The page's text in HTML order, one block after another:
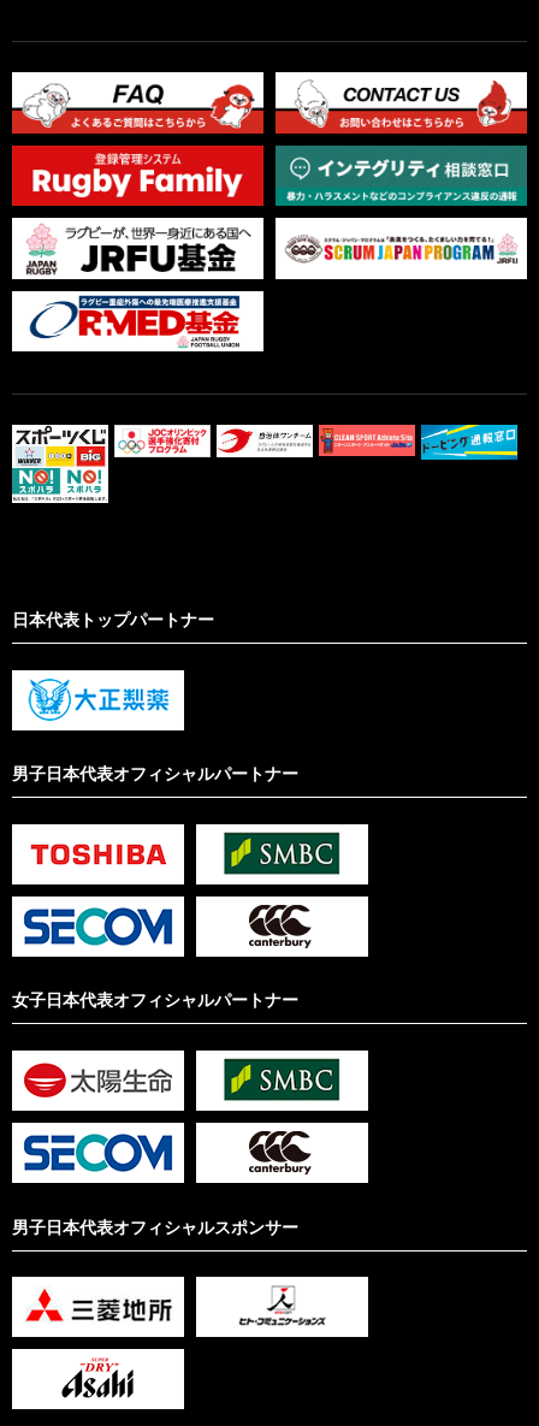
日本代表トップパートナー
男子日本代表オフィシャルパートナー
女子日本代表オフィシャルパートナー
男子日本代表オフィシャルスポンサー